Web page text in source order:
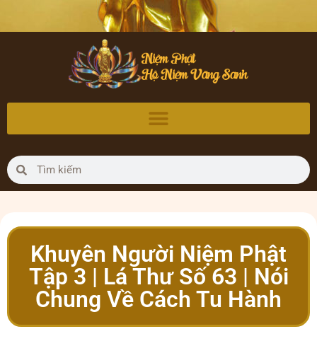
Khuyên Người Niệm Phật
Tập 3 | Lá Thư Số 63 | Nói
Chung Về Cách Tu Hành